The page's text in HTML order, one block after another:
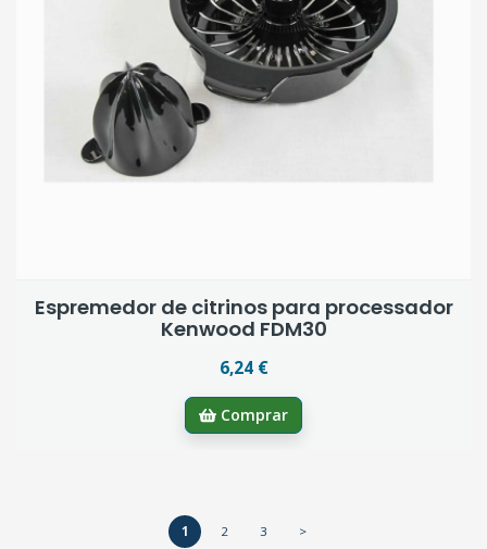
Espremedor de citrinos para processador
Kenwood FDM30
6,24 €
Comprar
1 2 3 >